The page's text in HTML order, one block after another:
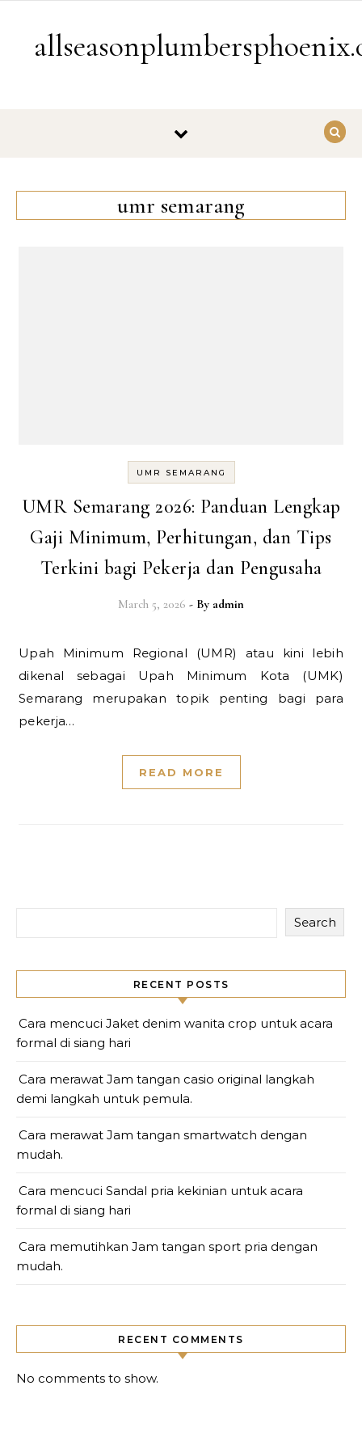
umr semarang
UMR SEMARANG
UMR Semarang 2026: Panduan Lengkap
Gaji Minimum, Perhitungan, dan Tips
Terkini bagi Pekerja dan Pengusaha
March 5, 2026 - By admin
Upah Minimum Regional (UMR) atau kini lebih
dikenal sebagai Upah Minimum Kota (UMK)
Semarang merupakan topik penting bagi para
pekerja…
READ MORE
Search
RECENT POSTS
Cara mencuci Jaket denim wanita crop untuk acara
formal di siang hari
Cara merawat Jam tangan casio original langkah
demi langkah untuk pemula.
Cara merawat Jam tangan smartwatch dengan
mudah.
Cara mencuci Sandal pria kekinian untuk acara
formal di siang hari
Cara memutihkan Jam tangan sport pria dengan
mudah.
RECENT COMMENTS
No comments to show.